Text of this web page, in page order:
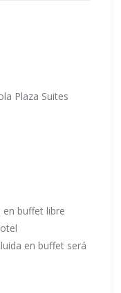
Plaza Suites
en buffet libre
en buffet será